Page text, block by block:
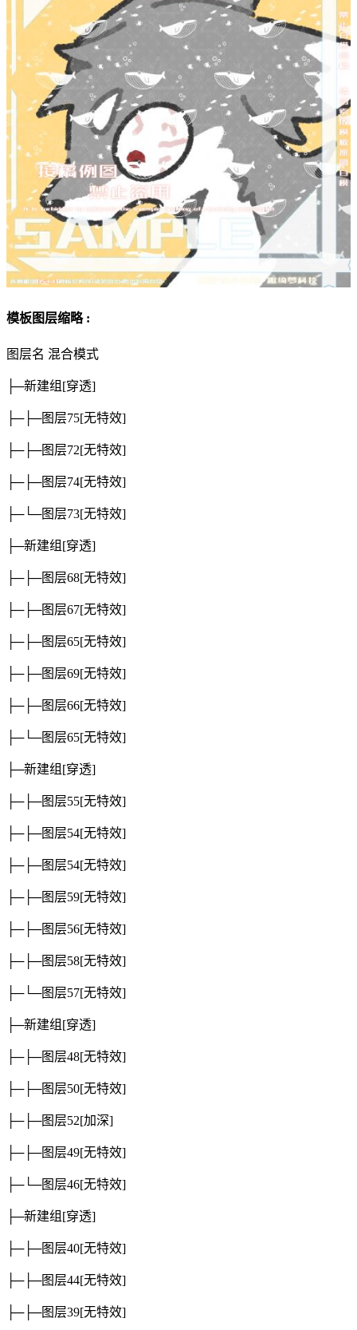
模板图层缩略 :
图层名 混合模式
├─新建组 [穿透]
├─├─图层75[无特效]
├─├─图层72[无特效]
├─├─图层74[无特效]
├─└─图层73[无特效]
├─新建组 [穿透]
├─├─图层68[无特效]
├─├─图层67[无特效]
├─├─图层65[无特效]
├─├─图层69[无特效]
├─├─图层66[无特效]
├─└─图层65[无特效]
├─新建组 [穿透]
├─├─图层55[无特效]
├─├─图层54[无特效]
├─├─图层54[无特效]
├─├─图层59[无特效]
├─├─图层56[无特效]
├─├─图层58[无特效]
├─└─图层57[无特效]
├─新建组 [穿透]
├─├─图层48[无特效]
├─├─图层50[无特效]
├─├─图层52[加深]
├─├─图层49[无特效]
├─└─图层46[无特效]
├─新建组 [穿透]
├─├─图层40[无特效]
├─├─图层44[无特效]
├─├─图层39[无特效]